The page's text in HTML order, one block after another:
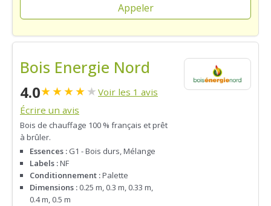
Appeler
Bois Energie Nord
4.0★★★★★ Voir les 1 avis
Écrire un avis
Bois de chauffage 100 % français et prêt
à brûler.
Essences : G1 - Bois durs, Mélange
Labels :NF
Conditionnement :Palette
Dimensions : 0.25 m, 0.3 m, 0.33 m,
0.4 m, 0.5 m